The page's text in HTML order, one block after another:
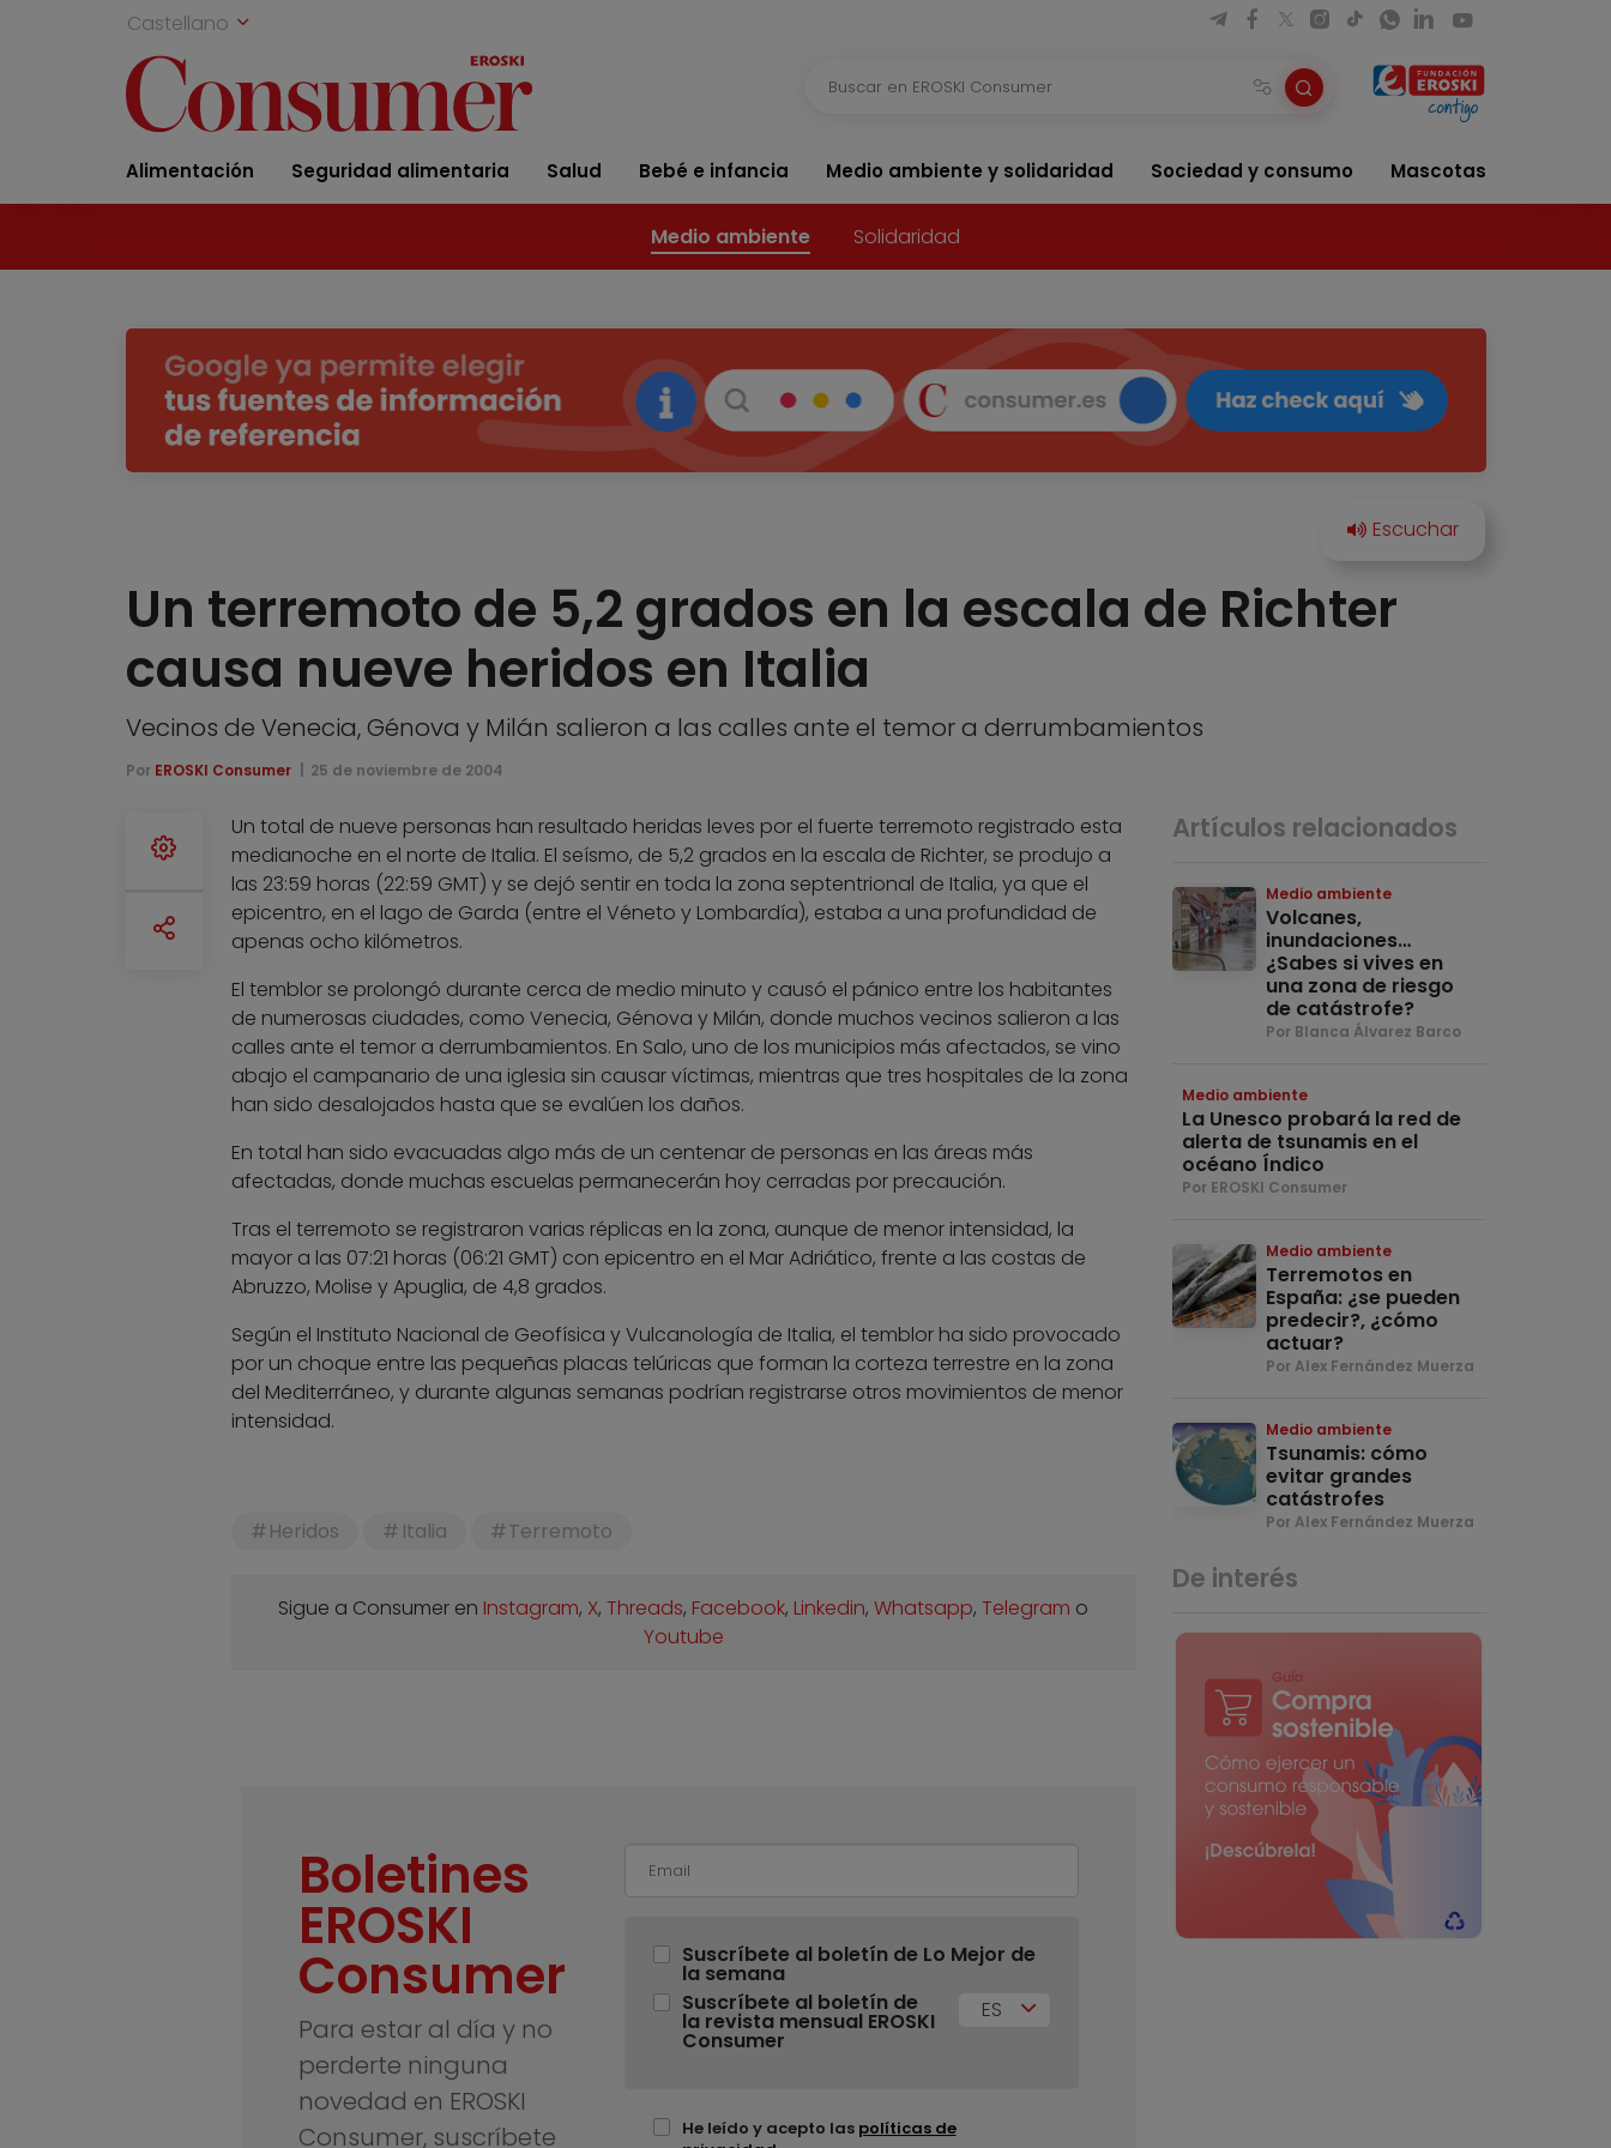
Castellano
Alimentación Seguridad alimentaria Salud Bebé e infancia Medio ambiente y solidaridad Sociedad y consumo Mascotas
Medio ambiente Solidaridad
Un terremoto de 5,2 grados en la escala de Richter
causa nueve heridos en Italia
Vecinos de Venecia, Génova y Milán salieron a las calles ante el temor a derrumbamientos
Por EROSKI Consumer 25 de noviembre de 2004
Un total de nueve personas han resultado heridas leves por el fuerte terremoto registrado esta
medianoche en el norte de Italia. El seísmo, de 5,2 grados en la escala de Richter, se produjo a
las 23:59 horas (22:59 GMT) y se dejó sentir en toda la zona septentrional de Italia, ya que el
epicentro, en el lago de Garda (entre el Véneto y Lombardía), estaba a una profundidad de
apenas ocho kilómetros.
El temblor se prolongó durante cerca de medio minuto y causó el pánico entre los habitantes
de numerosas ciudades, como Venecia, Génova y Milán, donde muchos vecinos salieron a las
calles ante el temor a derrumbamientos. En Salo, uno de los municipios más afectados, se vino
abajo el campanario de una iglesia sin causar víctimas, mientras que tres hospitales de la zona
han sido desalojados hasta que se evalúen los daños.
En total han sido evacuadas algo más de un centenar de personas en las áreas más
afectadas, donde muchas escuelas permanecerán hoy cerradas por precaución.
Tras el terremoto se registraron varias réplicas en la zona, aunque de menor intensidad, la
mayor a las 07:21 horas (06:21 GMT) con epicentro en el Mar Adriático, frente a las costas de
Abruzzo, Molise y Apuglia, de 4,8 grados.
Según el Instituto Nacional de Geofísica y Vulcanología de Italia, el temblor ha sido provocado
por un choque entre las pequeñas placas telúricas que forman la corteza terrestre en la zona
del Mediterráneo, y durante algunas semanas podrían registrarse otros movimientos de menor
intensidad.
Heridos Italia Terremoto
Sigue a Consumer en Instagram, X,Threads, Facebook, Linkedin,Whatsapp,Telegram o
Youtube
Boletines
EROSKI
Consumer
Para estar al día y no
perderte ninguna
novedad en EROSKI
Consumer, suscríbete
Suscríbete al boletín de Lo Mejor de
la semana
Suscríbete al boletín de
la revista mensual EROSKI
Consumer
ES
He leído y acepto las políticas de
Artículos relacionados
Medio ambiente
Volcanes,
inundaciones…
¿Sabes si vives en
una zona de riesgo
de catástrofe?
Por Blanca Álvarez Barco
Medio ambiente
La Unesco probará la red de
alerta de tsunamis en el
océano Índico
Por EROSKI Consumer
Medio ambiente
Terremotos en
España: ¿se pueden
predecir?, ¿cómo
actuar?
Por Alex Fernández Muerza
Medio ambiente
Tsunamis: cómo
evitar grandes
catástrofes
Por Alex Fernández Muerza
De interés